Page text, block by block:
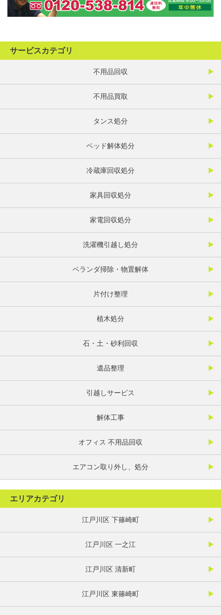
サービスカテゴリ
不用品回収
不用品買取
タンス処分
ベッド解体処分
冷蔵庫回収処分
家具回収処分
家電回収処分
洗濯機引越し処分
ベランダ掃除・物置解体
片付け整理
植木処分
石・土・砂利回収
遺品整理
引越しサービス
解体工事
オフィス 不用品回収
エアコン取り外し、処分
エリアカテゴリ
江戸川区 下篠崎町
江戸川区 一之江
江戸川区 清新町
江戸川区 東篠崎町